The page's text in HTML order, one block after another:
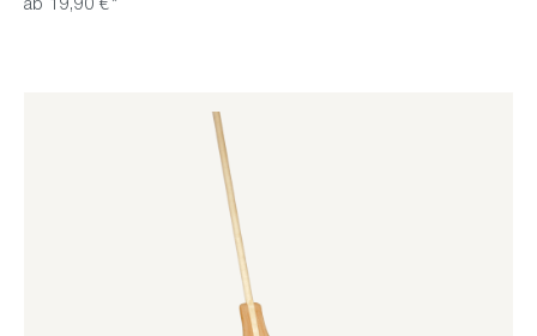
ab 19,90 €*